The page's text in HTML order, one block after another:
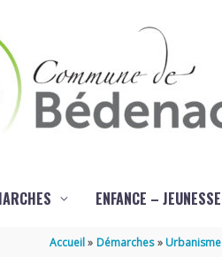
ENFANCE – JEUNESSE
Accueil Démarches Urbanisme